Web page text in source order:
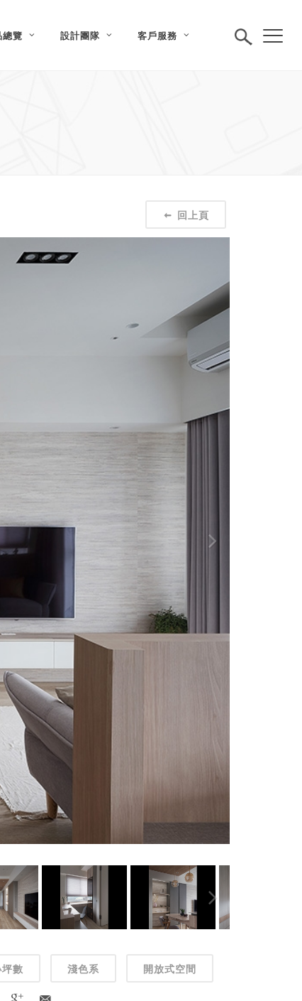
總覽 設計團隊 客戶服務
回上頁
數 淺色系 開放式空間